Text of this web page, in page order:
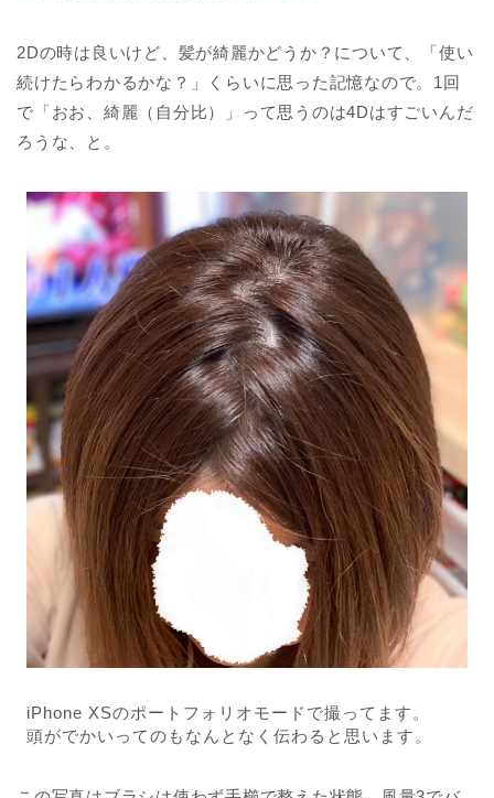
2Dの時は良いけど、髪が綺麗かどうか？について、「使い
続けたらわかるかな？」くらいに思った記憶なので。1回
で「おお、綺麗（自分比）」って思うのは4Dはすごいんだ
ろうな、と。
iPhone XSのポートフォリオモードで撮ってます。
頭がでかいってのもなんとなく伝わると思います。